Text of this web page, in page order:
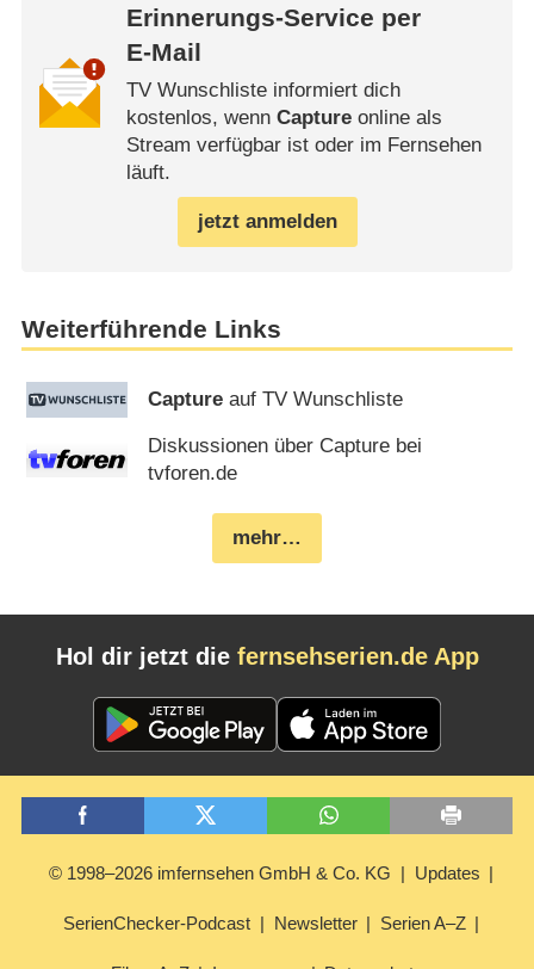
Erinnerungs-Service per
E-Mail
TV Wunschliste informiert dich
kostenlos, wenn Captureonline als
Stream verfügbar ist oder im Fernsehen
läuft.
jetzt anmelden
Weiterführende Links
Capture auf TV Wunschliste
Diskussionen über Capture bei
tvforen.de
mehr…
Hol dir jetzt die fernsehserien.de App
© 1998–2026 imfernsehen GmbH & Co. KG Updates
SerienChecker-Podcast Newsletter Serien A–Z